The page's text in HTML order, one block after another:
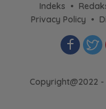
Indeks
Privacy Policy
Copyright@2022 -